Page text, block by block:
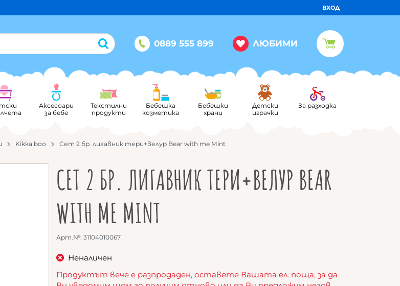
ВХОД
0889 555 899 ЛЮБИМИ
Аксесоари
за бебе
Текстилни
продукти
Бебешка
козметика
Бебешки
храни
Детски
играчки
За разходка
Kikka boo Сет 2 бр. лигавник тери+велур Bear with me Mint
СЕТ 2 БР. ЛИГАВНИК ТЕРИ+ВЕЛУР BEAR
WITH ME MINT
Арт.№: 31104010067
Неналичен
Продуктът вече е разпродаден, оставете Вашата ел. поща, за да